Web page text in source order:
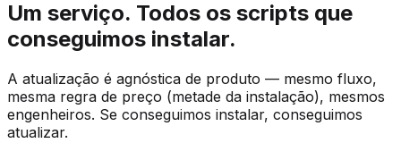
Um serviço. Todos os scripts que
conseguimos instalar.
A atualização é agnóstica de produto — mesmo fluxo,
mesma regra de preço (metade da instalação), mesmos
engenheiros. Se conseguimos instalar, conseguimos
atualizar.